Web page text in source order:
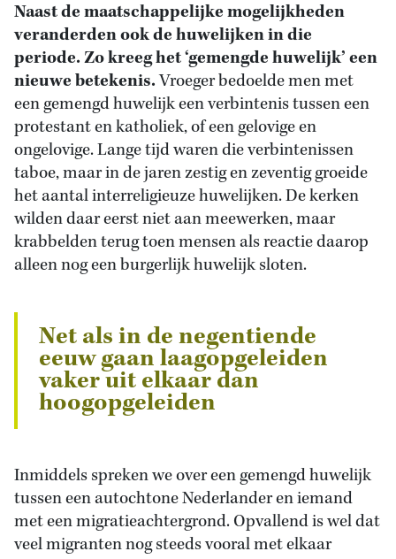
Naast de maatschappelijke mogelijkheden
veranderden ook de huwelijken in die
periode. Zo kreeg het ‘gemengde huwelijk’ een
nieuwe betekenis.Vroeger bedoelde men met
een gemengd huwelijk een verbintenis tussen een
protestant en katholiek, of een gelovige en
ongelovige. Lange tijd waren die verbintenissen
taboe, maar in de jaren zestig en zeventig groeide
het aantal interreligieuze huwelijken. De kerken
wilden daar eerst niet aan meewerken, maar
krabbelden terug toen mensen als reactie daarop
alleen nog een burgerlijk huwelijk sloten.
Net als in de negentiende
eeuw gaan laagopgeleiden
vaker uit elkaar dan
hoogopgeleiden
Inmiddels spreken we over een gemengd huwelijk
tussen een autochtone Nederlander en iemand
met een migratieachtergrond. Opvallend is wel dat
veel migranten nog steeds vooral met elkaar